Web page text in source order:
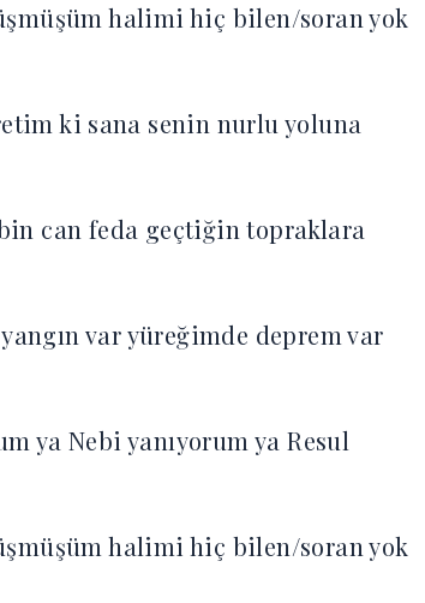
halimi hiç bilen/soran yok
ki sana senin nurlu yoluna
can feda geçtiğin topraklara
var yüreğimde deprem var
ya Nebi yanıyorum ya Resul
halimi hiç bilen/soran yok